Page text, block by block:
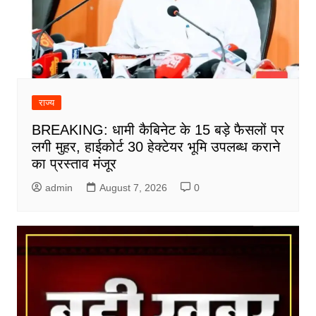
राज्य
BREAKING: धामी कैबिनेट के 15 बड़े फैसलों पर
लगी मुहर, हाईकोर्ट 30 हेक्टेयर भूमि उपलब्ध कराने
का प्रस्ताव मंजूर
admin August 7, 2026 0